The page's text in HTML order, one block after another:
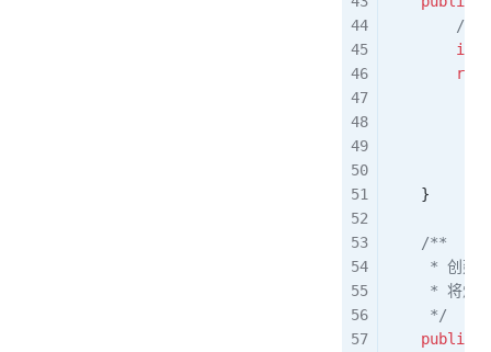
//
        int
    }
    /**
* 创建
* 将烧
     */
    public